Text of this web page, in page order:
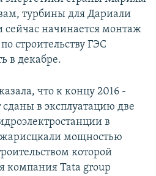
турбины для Дариали
сейчас начинается монтаж
строительству ГЭС
в декабре.
что к концу 2016 -
сданы в эксплуатацию две
в
мощностью
которой
компания Tata group